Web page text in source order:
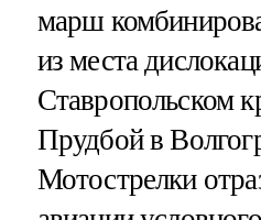
марш
из места
Ставропольском
Прудбой в
Мотострелки